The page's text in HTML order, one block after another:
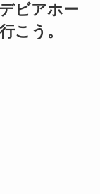
ビアホー
こう。